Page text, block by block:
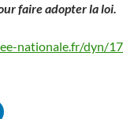
faire adopter la loi.
nationale.fr/dyn/